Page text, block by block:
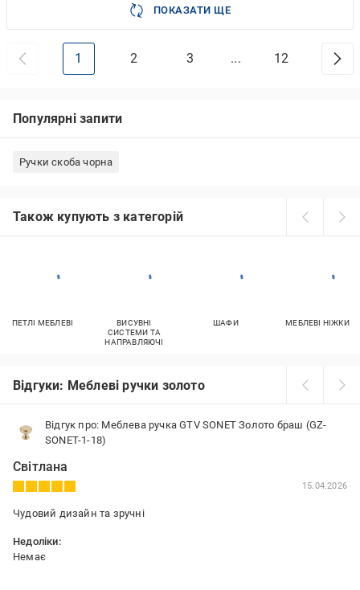
ПОКАЗАТИ ЩЕ
1 2 3 ... 12
Популярні запити
Ручки скоба чорна
Також купують з категорій
ПЕТЛІ МЕБЛЕВІ
ВИСУВНІ
СИСТЕМИ ТА
НАПРАВЛЯЮЧІ
ШАФИ МЕБЛЕВІ НІЖКИ
Відгуки: Меблеві ручки золото
Відгук про: Меблева ручка GTV SONET Золото браш (GZ-
SONET-1-18)
Світлана
15.04.2026
Чудовий дизайн та зручні
Недоліки:
Немає